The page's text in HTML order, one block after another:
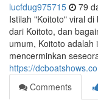
lucfdug975715 79
Istilah "Koitoto" viral
dari Koitoto, dan
umum, Koitoto adalah
mencerminkan
https://
Comments